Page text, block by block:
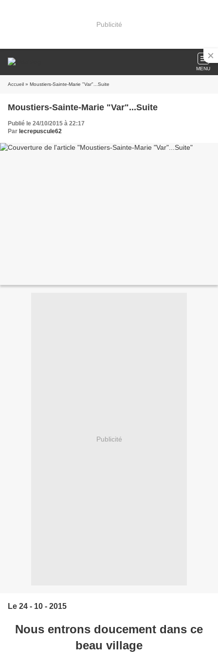
Publicité
MENU
Accueil » Moustiers-Sainte-Marie "Var"...Suite
Moustiers-Sainte-Marie "Var"...Suite
Publié le 24/10/2015 à 22:17
Par lecrepuscule62
Publicité
Le 24 - 10 - 2015
Nous entrons doucement dans ce
beau village